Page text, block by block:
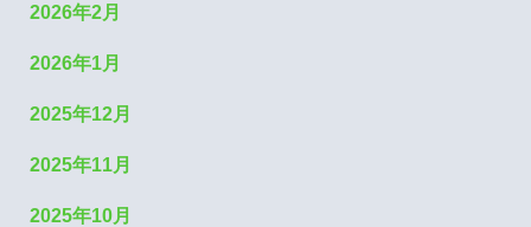
2026年2月
2026年1月
2025年12月
2025年11月
2025年10月